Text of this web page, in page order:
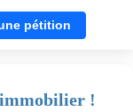
pétition
!